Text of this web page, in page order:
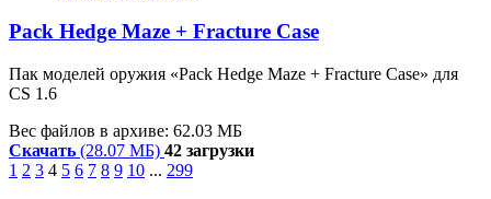
Pack Hedge Maze + Fracture Case
Пак моделей оружия «Pack Hedge Maze + Fracture Case» для
CS 1.6
Вес файлов в архиве: 62.03 МБ
Скачать (28.07 МБ) 42 загрузки
1 2 3 4 5 6 7 8 9 10 ... 299